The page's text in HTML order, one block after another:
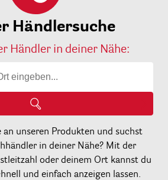
Händlersuche
Händler in deiner Nähe:
an unseren Produkten und suchst
in deiner Nähe? Mit der
oder deinem Ort kannst du
und einfach anzeigen lassen.